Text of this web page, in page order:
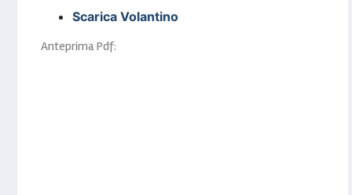
Scarica Volantino
Anteprima Pdf: